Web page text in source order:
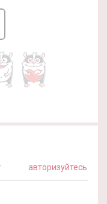
авторизуйтесь